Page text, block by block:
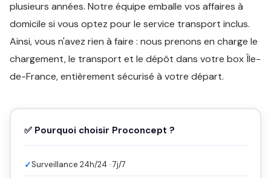
plusieurs années. Notre équipe emballe vos affaires à
domicile si vous optez pour le service transport inclus.
Ainsi, vous n'avez rien à faire : nous prenons en charge le
chargement, le transport et le dépôt dans votre box Île-
de-France, entièrement sécurisé à votre départ.
✅ Pourquoi choisir Proconcept ?
✓Surveillance 24h/24 · 7j/7